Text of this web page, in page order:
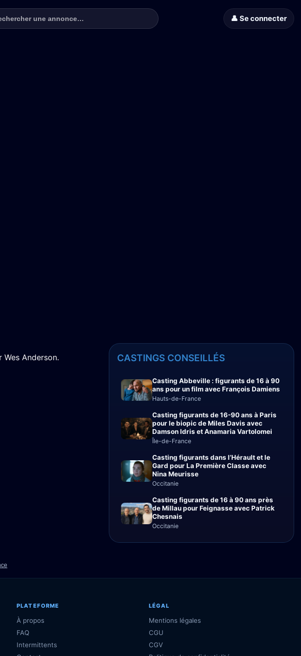
une annonce 👤 Se connecter
Anderson.
CASTINGS CONSEILLÉS
Casting Abbeville : figurants de 16 à 90
ans pour un film avec François Damiens
Hauts-de-France
Casting figurants de 16-90 ans à Paris
pour le biopic de Miles Davis avec
Damson Idris et Anamaria Vartolomei
Île-de-France
Casting figurants dans l’Hérault et le
Gard pour La Première Classe avec
Nina Meurisse
Occitanie
Casting figurants de 16 à 90 ans près
de Millau pour Feignasse avec Patrick
Chesnais
Occitanie
PLATEFORME
À propos
FAQ
Intermittents
LÉGAL
Mentions légales
CGU
CGV